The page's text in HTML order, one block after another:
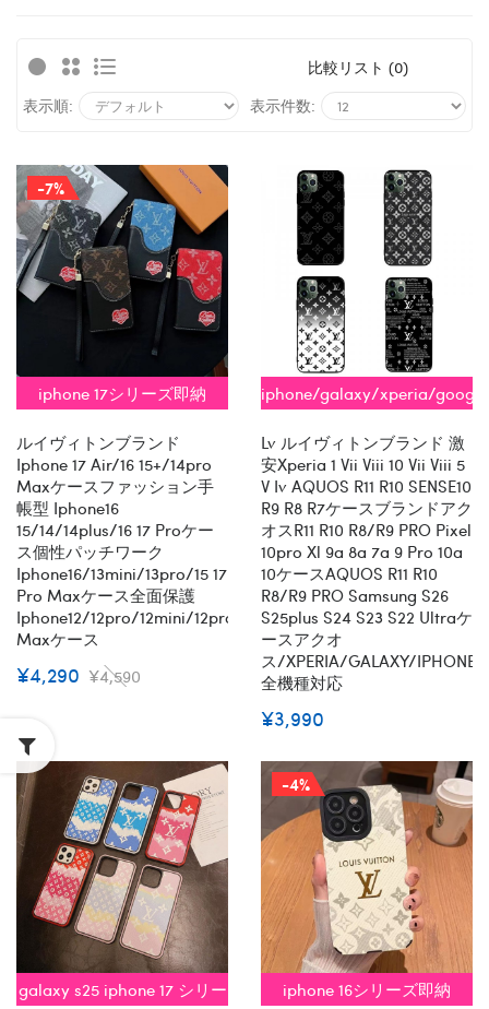
比較リスト (0)
表示順:
表示件数:
-7%
iphone 17シリーズ即納
ルイヴィトンブランド
Iphone 17 Air/16 15+/14pro
Maxケースファッション手
帳型 Iphone16
15/14/14plus/16 17 Proケー
ス個性パッチワーク
Iphone16/13mini/13pro/15 17
Pro Maxケース全面保護
Iphone12/12pro/12mini/12pro
Maxケース
¥4,290 ¥4,590
iphone/galaxy/xperia/
Lv ルイヴィトンブランド 激
安xperia 1 Vii Viii 10 Vii Viii 5
V Iv AQUOS R11 R10 SENSE10
R9 R8 R7ケースブランドアク
オスR11 R10 R8/R9 PRO Pixel
10pro Xl 9a 8a 7a 9 Pro 10a
10ケースAQUOS R11 R10
R8/R9 PRO Samsung S26
S25plus S24 S23 S22 Ultraケ
ースアクオ
ス/XPERIA/GALAXY/IPHONE
全機種対応
¥3,990
galaxy s25 iphone 17 シリー
-4%
iphone 16シリーズ即納